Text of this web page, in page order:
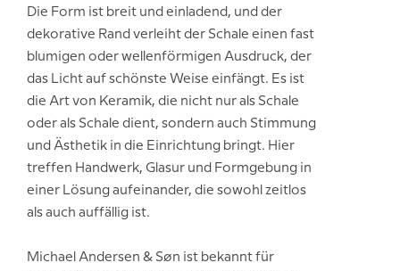
Die Form ist breit und einladend, und der
dekorative Rand verleiht der Schale einen fast
blumigen oder wellenförmigen Ausdruck, der
das Licht auf schönste Weise einfängt. Es ist
die Art von Keramik, die nicht nur als Schale
oder als Schale dient, sondern auch Stimmung
und Ästhetik in die Einrichtung bringt. Hier
treffen Handwerk, Glasur und Formgebung in
einer Lösung aufeinander, die sowohl zeitlos
als auch auffällig ist.
Michael Andersen & Søn ist bekannt für